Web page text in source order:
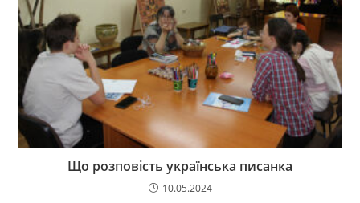
Що розповість українська писанка
10.05.2024